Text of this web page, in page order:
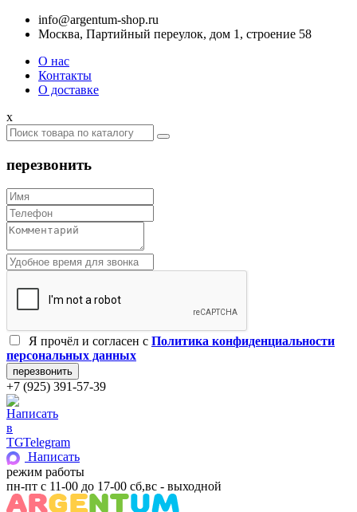
info@argentum-shop.ru
Москва, Партийный переулок, дом 1, строение 58
О нас
Контакты
О доставке
x
перезвонить
Я прочёл и согласен c Политика конфиденциальности
персональных данных
+7 (925) 391-57-39
Telegram
Написать
режим работы
пн-пт с 11-00 до 17-00 сб,вс - выходной